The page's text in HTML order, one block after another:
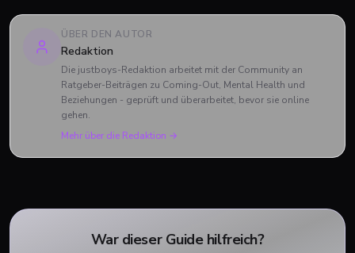
ÜBER DEN AUTOR
Redaktion
Die justboys-Redaktion arbeitet mit der Community an
Ratgeber-Beiträgen zu Coming-Out, Mental Health und
Beziehungen - geprüft und überarbeitet, bevor sie online
gehen.
Mehr über die Redaktion →
War dieser Guide hilfreich?